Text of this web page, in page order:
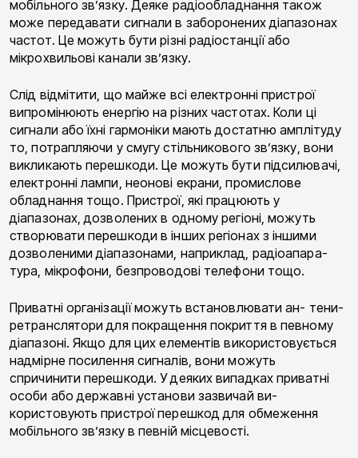
мобільного зв’язку. Деяке радіообладнан­ня також
може передавати сигнали в заборонених діапазонах
частот. Це можуть бути різні радіостанції або
мікрохвильові канали зв’язку.
Слід відмітити, що майже всі електронні пристрої
випромінюють енергію на різних частотах. Коли ці
сигнали або їхні гармоніки мають достатню ампліту­ду
то, потрапляючи у смугу стільникового зв’язку, вони
викликають перешкоди. Це можуть бути підси­лювачі,
електронні лампи, неонові екрани, проми­слове
обладнання тощо. Пристрої, які працюють у
діапазонах, дозволених в одному регіоні, можуть
створювати перешкоди в інших регіонах з іншими
дозволеними діапазонами, наприклад, радіоапара­
тура, мікрофони, безпроводові телефони тощо.
Приватні організації можуть встановлювати ан- тени-
ретранслятори для покращення покриття в певному
діапазоні. Якщо для цих елементів викори­стовується
надмірне посилення сигналів, вони мо­жуть
спричинити перешкоди. У деяких випадках приватні
особи або державні установи зазвичай ви­
користовують пристрої перешкод для обмеження
мобільного зв’язку в певній місцевості.